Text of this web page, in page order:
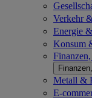
Verkehr
Energie
Konsum
Metall &
E-